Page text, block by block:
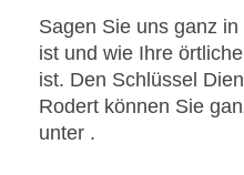
Sagen Sie uns ganz
ist und wie Ihre
ist. Den Schlüssel
Rodert können Sie
unter .